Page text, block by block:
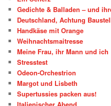
Gedichte & Balladen – und
Deutschland, Achtung
Handkäse mit Orange
Weihnachtsmaitresse
Meine Frau, ihr Mann und ich
Stresstest
Odeon-Orchestrion
Margot und Lisbeth
Supertussies packen aus!